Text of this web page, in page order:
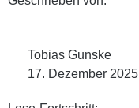
Tobias Gunske
17. Dezember 2025